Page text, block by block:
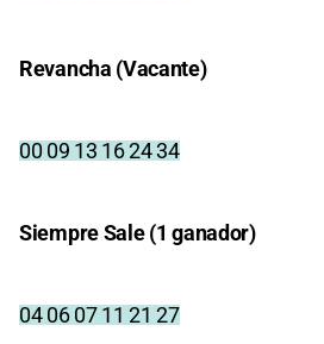
Revancha (Vacante)
00 09 13 16 24 34
Siempre Sale (1 ganador)
04 06 07 11 21 27